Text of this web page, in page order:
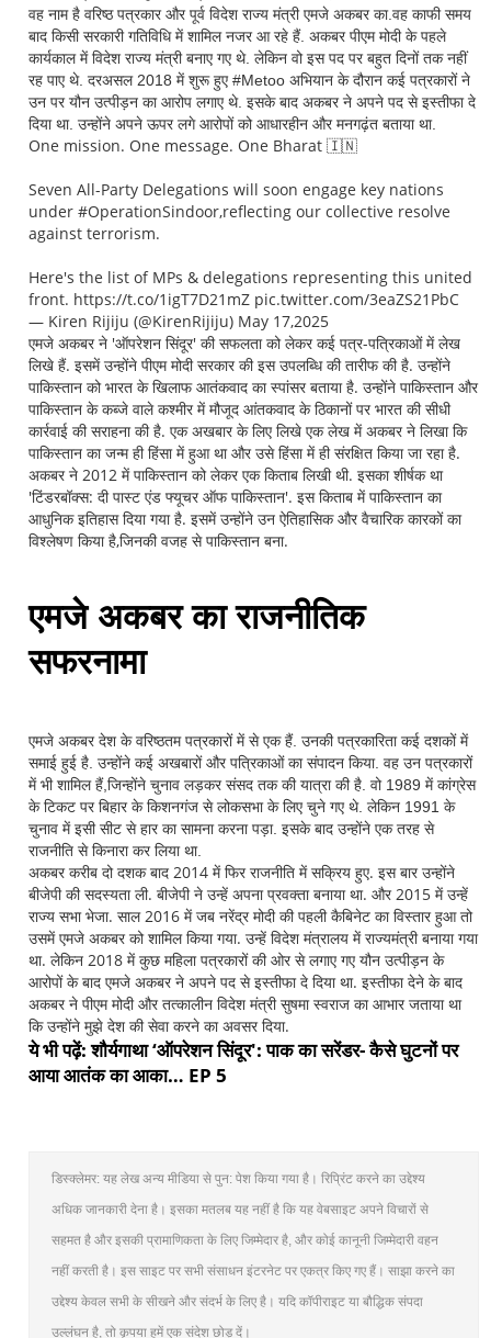
वह नाम है वरिष्ठ पत्रकार और पूर्व विदेश राज्य मंत्री एमजे अकबर का.वह काफी समय
बाद किसी सरकारी गतिविधि में शामिल नजर आ रहे हैं. अकबर पीएम मोदी के पहले
कार्यकाल में विदेश राज्य मंत्री बनाए गए थे. लेकिन वो इस पद पर बहुत दिनों तक नहीं
रह पाए थे. दरअसल 2018 में शुरू हुए #Metoo अभियान के दौरान कई पत्रकारों ने
उन पर यौन उत्पीड़न का आरोप लगाए थे. इसके बाद अकबर ने अपने पद से इस्तीफा दे
दिया था. उन्होंने अपने ऊपर लगे आरोपों को आधारहीन और मनगढ़ंत बताया था.
One mission. One message. One Bharat 🇮🇳
Seven All-Party Delegations will soon engage key nations
under #OperationSindoor,reflecting our collective resolve
against terrorism.
Here's the list of MPs & delegations representing this united
front. https://t.co/1igT7D21mZ pic.twitter.com/3eaZS21PbC
— Kiren Rijiju (@KirenRijiju) May 17,2025
एमजे अकबर ने 'ऑपरेशन सिंदूर' की सफलता को लेकर कई पत्र-पत्रिकाओं में लेख
लिखे हैं. इसमें उन्होंने पीएम मोदी सरकार की इस उपलब्धि की तारीफ की है. उन्होंने
पाकिस्तान को भारत के खिलाफ आतंकवाद का स्पांसर बताया है. उन्होंने पाकिस्तान और
पाकिस्तान के कब्जे वाले कश्मीर में मौजूद आंतकवाद के ठिकानों पर भारत की सीधी
कार्रवाई की सराहना की है. एक अखबार के लिए लिखे एक लेख में अकबर ने लिखा कि
पाकिस्तान का जन्म ही हिंसा में हुआ था और उसे हिंसा में ही संरक्षित किया जा रहा है.
अकबर ने 2012 में पाकिस्तान को लेकर एक किताब लिखी थी. इसका शीर्षक था
'टिंडरबॉक्स: दी पास्ट एंड फ्यूचर ऑफ पाकिस्तान'. इस किताब में पाकिस्तान का
आधुनिक इतिहास दिया गया है. इसमें उन्होंने उन ऐतिहासिक और वैचारिक कारकों का
विश्लेषण किया है,जिनकी वजह से पाकिस्तान बना.
एमजे अकबर का राजनीतिक
सफरनामा
एमजे अकबर देश के वरिष्ठतम पत्रकारों में से एक हैं. उनकी पत्रकारिता कई दशकों में
समाई हुई है. उन्होंने कई अखबारों और पत्रिकाओं का संपादन किया. वह उन पत्रकारों
में भी शामिल हैं,जिन्होंने चुनाव लड़कर संसद तक की यात्रा की है. वो 1989 में कांग्रेस
के टिकट पर बिहार के किशनगंज से लोकसभा के लिए चुने गए थे. लेकिन 1991 के
चुनाव में इसी सीट से हार का सामना करना पड़ा. इसके बाद उन्होंने एक तरह से
राजनीति से किनारा कर लिया था.
अकबर करीब दो दशक बाद 2014 में फिर राजनीति में सक्रिय हुए. इस बार उन्होंने
बीजेपी की सदस्यता ली. बीजेपी ने उन्हें अपना प्रवक्ता बनाया था. और 2015 में उन्हें
राज्य सभा भेजा. साल 2016 में जब नरेंद्र मोदी की पहली कैबिनेट का विस्तार हुआ तो
उसमें एमजे अकबर को शामिल किया गया. उन्हें विदेश मंत्रालय में राज्यमंत्री बनाया गया
था. लेकिन 2018 में कुछ महिला पत्रकारों की ओर से लगाए गए यौन उत्पीड़न के
आरोपों के बाद एमजे अकबर ने अपने पद से इस्तीफा दे दिया था. इस्तीफा देने के बाद
अकबर ने पीएम मोदी और तत्कालीन विदेश मंत्री सुषमा स्वराज का आभार जताया था
कि उन्होंने मुझे देश की सेवा करने का अवसर दिया.
ये भी पढ़ें: शौर्यगाथा ‘ऑपरेशन सिंदूर': पाक का सरेंडर- कैसे घुटनों पर
आया आतंक का आका… EP 5
डिस्क्लेमर: यह लेख अन्य मीडिया से पुन: पेश किया गया है। रिप्रिंट करने का उद्देश्य
अधिक जानकारी देना है। इसका मतलब यह नहीं है कि यह वेबसाइट अपने विचारों से
सहमत है और इसकी प्रामाणिकता के लिए जिम्मेदार है, और कोई कानूनी जिम्मेदारी वहन
नहीं करती है। इस साइट पर सभी संसाधन इंटरनेट पर एकत्र किए गए हैं। साझा करने का
उद्देश्य केवल सभी के सीखने और संदर्भ के लिए है। यदि कॉपीराइट या बौद्धिक संपदा
उल्लंघन है, तो कृपया हमें एक संदेश छोड़ दें।